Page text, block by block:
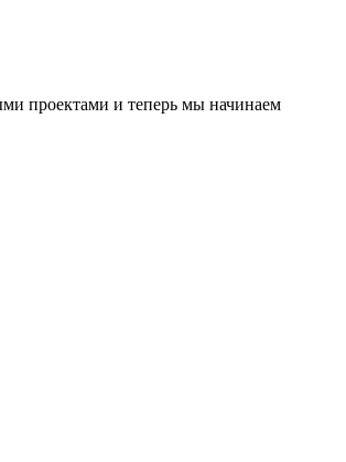
проектами и теперь мы начинаем